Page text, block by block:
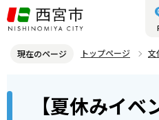
こ
の
ジ
現在のページ トップページ
文
西宮市立郷土資料館 講座・イベン
【夏休みイ